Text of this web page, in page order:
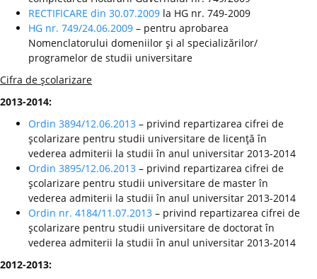
RECTIFICARE din 30.07.2009 la HG nr. 749-2009
HG nr. 749/24.06.2009 – pentru aprobarea
Nomenclatorului domeniilor şi al specializărilor/
programelor de studii universitare
Cifra de şcolarizare
2013-2014:
Ordin 3894/12.06.2013 – privind repartizarea cifrei de
şcolarizare pentru studii universitare de licenţă în
vederea admiterii la studii în anul universitar 2013-2014
Ordin 3895/12.06.2013 – privind repartizarea cifrei de
şcolarizare pentru studii universitare de master în
vederea admiterii la studii în anul universitar 2013-2014
Ordin nr. 4184/11.07.2013 – privind repartizarea cifrei de
şcolarizare pentru studii universitare de doctorat în
vederea admiterii la studii în anul universitar 2013-2014
2012-2013: